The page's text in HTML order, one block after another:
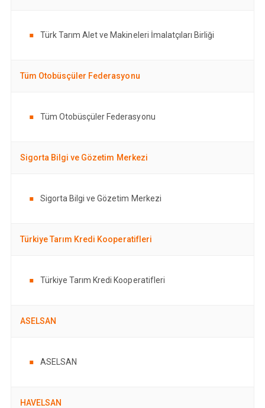
Türk Tarım Alet ve Makineleri İmalatçıları Birliği
Tüm Otobüsçüler Federasyonu
Tüm Otobüsçüler Federasyonu
Sigorta Bilgi ve Gözetim Merkezi
Sigorta Bilgi ve Gözetim Merkezi
Türkiye Tarım Kredi Kooperatifleri
Türkiye Tarım Kredi Kooperatifleri
ASELSAN
ASELSAN
HAVELSAN